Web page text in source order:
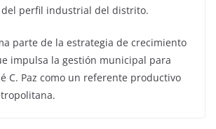
perfil industrial del distrito.
parte de la estrategia de crecimiento
impulsa la gestión municipal para
C. Paz como un referente productivo